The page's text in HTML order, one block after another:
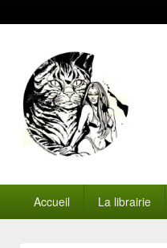
principalAccueil La librairie